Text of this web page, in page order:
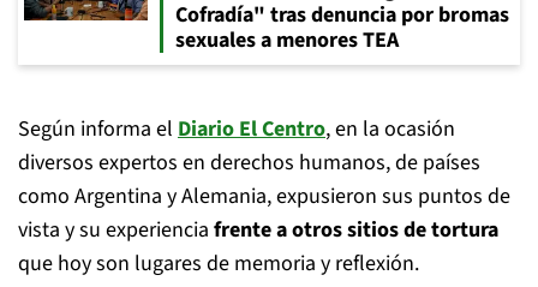
Cofradía" tras denuncia por bromas
sexuales a menores TEA
Según informa el Diario El Centro, en la ocasión
diversos expertos en derechos humanos, de países
como Argentina y Alemania, expusieron sus puntos de
vista y su experiencia frente a otros sitios de tortura
que hoy son lugares de memoria y reflexión.